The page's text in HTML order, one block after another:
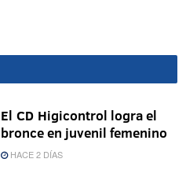
El CD Higicontrol logra el
bronce en juvenil femenino
HACE 2 DÍAS